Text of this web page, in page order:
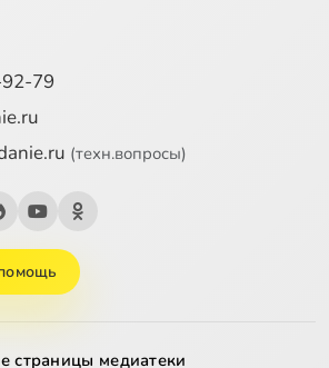
79
(техн.вопросы)
страницы медиатеки